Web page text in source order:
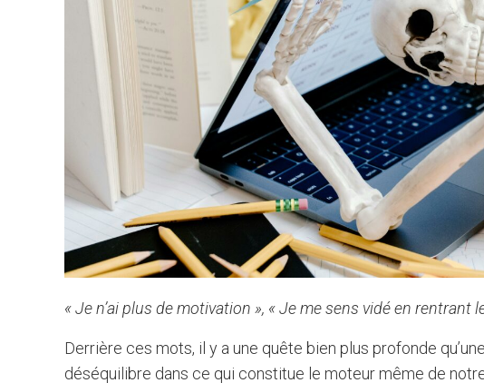
« Je n’ai plus de motivation », « Je me sens vidé en rentrant
Derrière ces mots, il y a une quête bien plus profonde
déséquilibre dans ce qui constitue le moteur même de